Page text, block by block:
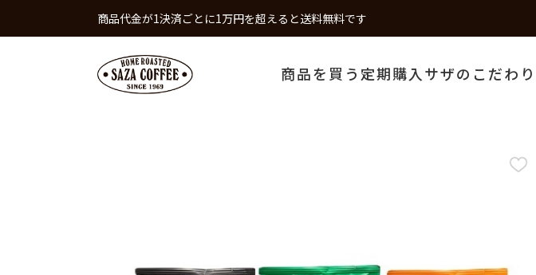
商品代金が1決済ごとに1万円を超えると送料無料です
商品を買う 定期購入 サザのこだわり